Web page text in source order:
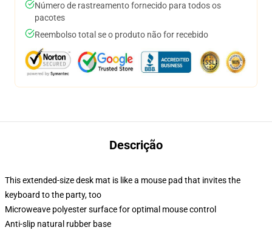
Número de rastreamento fornecido para todos os
pacotes
Reembolso total se o produto não for recebido
Descrição
This extended-size desk mat is like a mouse pad that invites the
keyboard to the party, too
Microweave polyester surface for optimal mouse control
Anti-slip natural rubber base